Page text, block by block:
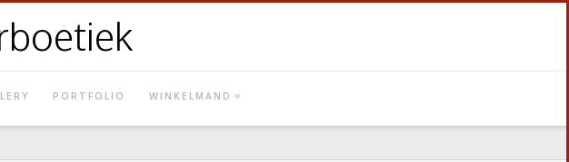
PORTFOLIO WINKELMAND